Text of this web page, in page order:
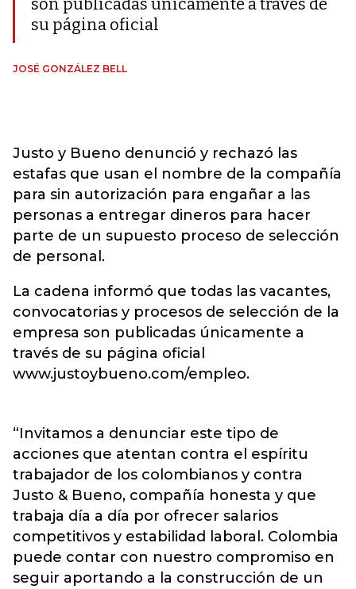
son publicadas únicamente a través de
su página oficial
JOSÉ GONZÁLEZ BELL
Justo y Bueno denunció y rechazó las
estafas que usan el nombre de la compañía
para sin autorización para engañar a las
personas a entregar dineros para hacer
parte de un supuesto proceso de selección
de personal.
La cadena informó que todas las vacantes,
convocatorias y procesos de selección de la
empresa son publicadas únicamente a
través de su página oficial
www.justoybueno.com/empleo.
“Invitamos a denunciar este tipo de
acciones que atentan contra el espíritu
trabajador de los colombianos y contra
Justo & Bueno, compañía honesta y que
trabaja día a día por ofrecer salarios
competitivos y estabilidad laboral. Colombia
puede contar con nuestro compromiso en
seguir aportando a la construcción de un